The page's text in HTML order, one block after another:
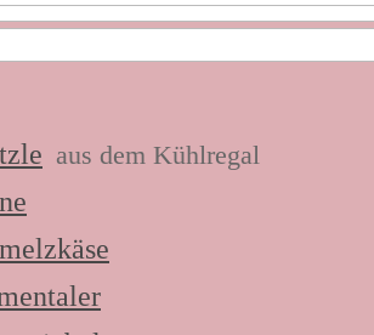
aus dem Kühlregal